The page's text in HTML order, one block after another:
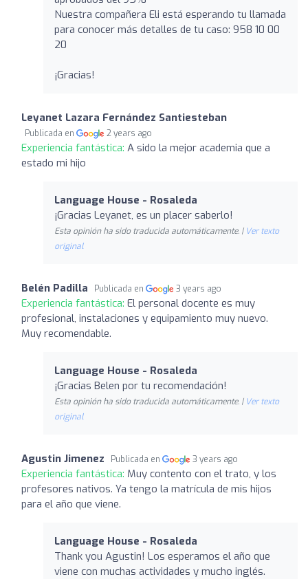
Nuestra compañera Eli está esperando tu llamada
para conocer más detalles de tu caso: 958 10 00
20
¡Gracias!
Leyanet Lazara Fernández Santiesteban
Publicada en 2 years ago
Experiencia fantástica: A sido la mejor academia que a
estado mi hijo
Language House - Rosaleda
¡Gracias Leyanet, es un placer saberlo!
Esta opinión ha sido traducida automáticamente. | Ver texto
original
Belén Padilla Publicada en 3 years ago
Experiencia fantástica: El personal docente es muy
profesional, instalaciones y equipamiento muy nuevo.
Muy recomendable.
Language House - Rosaleda
¡Gracias Belen por tu recomendación!
Esta opinión ha sido traducida automáticamente. | Ver texto
original
Agustin Jimenez Publicada en 3 years ago
Experiencia fantástica: Muy contento con el trato, y los
profesores nativos. Ya tengo la matrícula de mis hijos
para el año que viene.
Language House - Rosaleda
Thank you Agustin! Los esperamos el año que
viene con muchas actividades y mucho inglés.